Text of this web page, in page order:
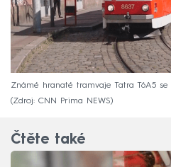
Známé hranaté tramvaje Tatra T6A5
Zdroj: CNN Prima NEWS
Čtěte také